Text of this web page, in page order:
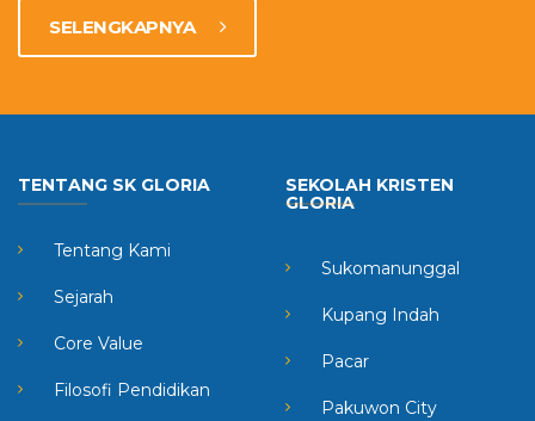
SELENGKAPNYA
TENTANG SK GLORIA
Tentang Kami
Sejarah
Core Value
Filosofi Pendidikan
SEKOLAH KRISTEN
GLORIA
Sukomanunggal
Kupang Indah
Pacar
Pakuwon City